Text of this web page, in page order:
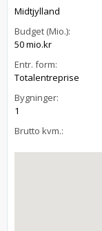
Midtjylland
Budget (Mio.):
50 mio.kr
Entr. form:
Totalentreprise
Bygninger:
1
Brutto kvm.: